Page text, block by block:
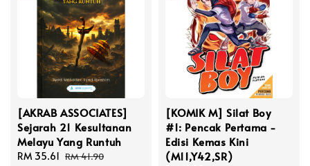
[AKRAB ASSOCIATES]
Sejarah 21 Kesultanan
Melayu Yang Runtuh
Sale
RM 35.61 Regular
RM 41.90
[KOMIK M] Silat Boy
#1: Pencak Pertama -
Edisi Kemas Kini
(M11,Y42,SR)